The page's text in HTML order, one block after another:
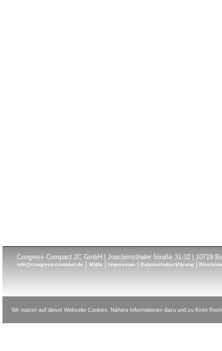
Congress Compact 2C GmbH | Joachimsthaler Straße 31-32 | 10719
info@congress-compact.de |AGBs |Impressum |Datenschutzerklärung |
Wir nutzen auf dieser Webseite Cookies. Nähere Informationen dazu und zu Ihren